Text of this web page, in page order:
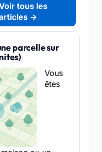
tous les
→
parcelle sur
Vous
êtes